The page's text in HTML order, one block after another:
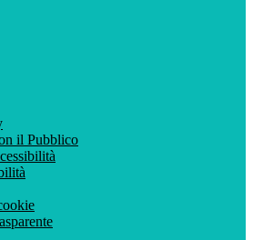
il Pubblico